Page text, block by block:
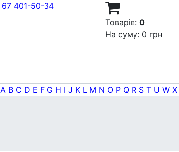
401-50-34
Товарів: 0
На суму: 0 грн
A B C D E F G H I J K L M N O P Q R S T U W X